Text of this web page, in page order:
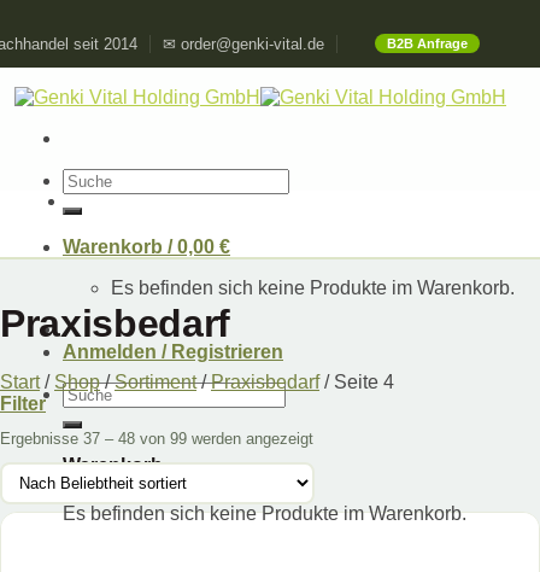
to
content
seit 2014 ✉ order@genki-vital.de B2B Anfrage
Suchen
nach:
Warenkorb /0,00 €
Es befinden sich keine Produkte im Warenkorb.
Anmelden / Registrieren
Suchen
nach:
Warenkorb
Es befinden sich keine Produkte im Warenkorb.
Praxisbedarf
Start / Shop / Sortiment / Praxisbedarf /Seite 4
Filter
Ergebnisse 37 – 48 von 99 werden angezeigt